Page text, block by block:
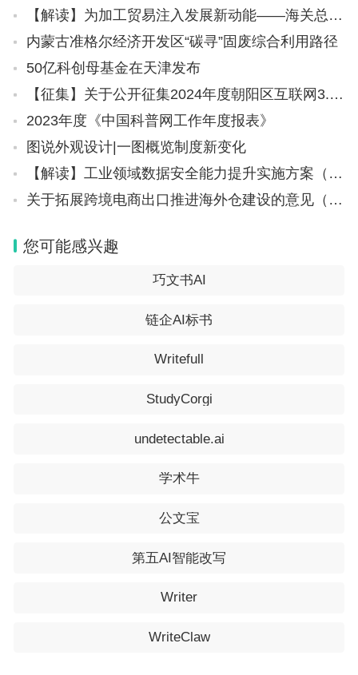
【解读】为加工贸易注入发展新动能——海关总署详解推动加工贸易持续高质量发展16条改革措施
内蒙古准格尔经济开发区“碳寻”固废综合利用路径
50亿科创母基金在天津发布
【征集】关于公开征集2024年度朝阳区互联网3.0示范应用场景和示范解决方案的通知
2023年度《中国科普网工作年度报表》
图说外观设计|一图概览制度新变化
【解读】工业领域数据安全能力提升实施方案（2024—2026年）重点问题回应
关于拓展跨境电商出口推进海外仓建设的意见（商贸发[2024]125号）
您可能感兴趣
巧文书AI
链企AI标书
Writefull
StudyCorgi
undetectable.ai
学术牛
公文宝
第五AI智能改写
Writer
WriteClaw